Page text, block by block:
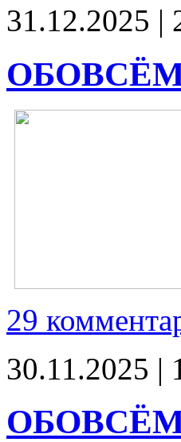
31.12.2025 |
ОБОВСЁМ-
29
30.11.2025 |
ОБОВСЁМ-